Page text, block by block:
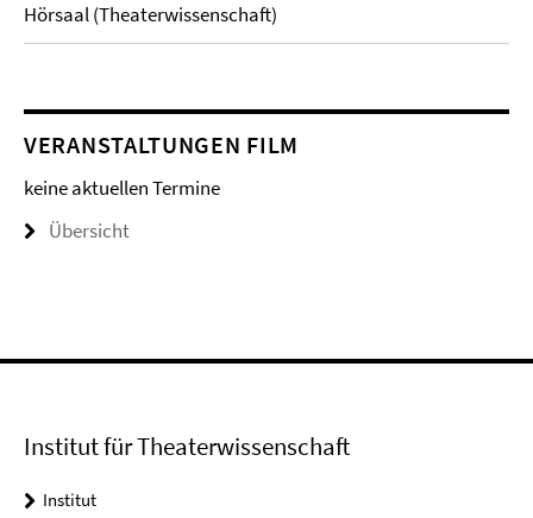
Hörsaal (Theaterwissenschaft)
VERANSTALTUNGEN FILM
keine aktuellen Termine
Übersicht
Institut für Theaterwissenschaft
Institut